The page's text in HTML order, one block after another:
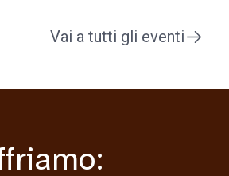
Vai a tutti gli eventi